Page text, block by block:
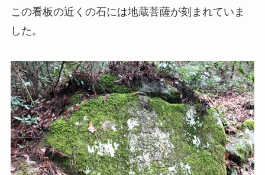
この看板の近くの石には地蔵菩薩が刻まれていま
した。